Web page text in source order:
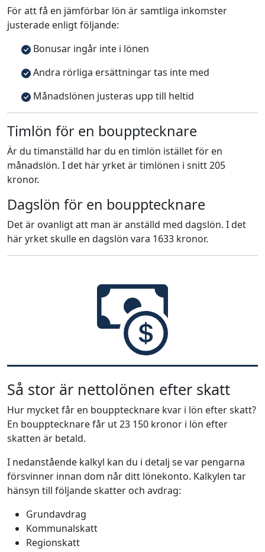
För att få en jämförbar lön är samtliga inkomster
justerade enligt följande:
Bonusar ingår inte i lönen
Andra rörliga ersättningar tas inte med
Månadslönen justeras upp till heltid
Timlön för en boupptecknare
Är du timanställd har du en timlön istället för en
månadslön. I det här yrket är timlönen i snitt 205
kronor.
Dagslön för en boupptecknare
Det är ovanligt att man är anställd med dagslön. I det
här yrket skulle en dagslön vara 1633 kronor.
Så stor är nettolönen efter skatt
Hur mycket får en boupptecknare kvar i lön efter skatt?
En boupptecknare får ut 23 150 kronor i lön efter
skatten är betald.
I nedanstående kalkyl kan du i detalj se var pengarna
försvinner innan dom når ditt lönekonto. Kalkylen tar
hänsyn till följande skatter och avdrag:
Grundavdrag
Kommunalskatt
Regionskatt